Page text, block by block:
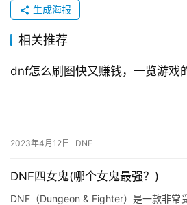
生成海报
相关推荐
dnf怎么刷图快又赚钱，一览游戏
2023年4月12日 DNF
DNF四女鬼(哪个女鬼最强？)
DNF（Dungeon & Fighter）是一款非常